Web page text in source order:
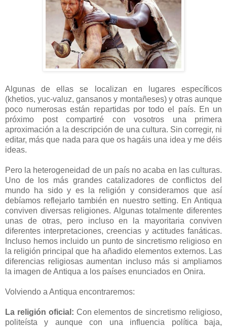
Algunas de ellas se localizan en lugares específicos
(khetios, yuc-valuz, gansanos y montañeses) y otras aunque
poco numerosas están repartidas por todo el país. En un
próximo post compartiré con vosotros una primera
aproximación a la descripción de una cultura. Sin corregir, ni
editar, más que nada para que os hagáis una idea y me déis
ideas.
Pero la heterogeneidad de un país no acaba en las culturas.
Uno de los más grandes catalizadores de conflictos del
mundo ha sido y es la religión y consideramos que así
debíamos reflejarlo también en nuestro setting. En Antiqua
conviven diversas religiones. Algunas totalmente diferentes
unas de otras, pero incluso en la mayoritaria conviven
diferentes interpretaciones, creencias y actitudes fanáticas.
Incluso hemos incluido un punto de sincretismo religioso en
la religión principal que ha añadido elementos externos. Las
diferencias religiosas aumentan incluso más si ampliamos
la imagen de Antiqua a los países enunciados en Onira.
Volviendo a Antiqua encontraremos:
La religión oficial : Con elementos de sincretismo religioso,
politeísta y aunque con una influencia política baja,